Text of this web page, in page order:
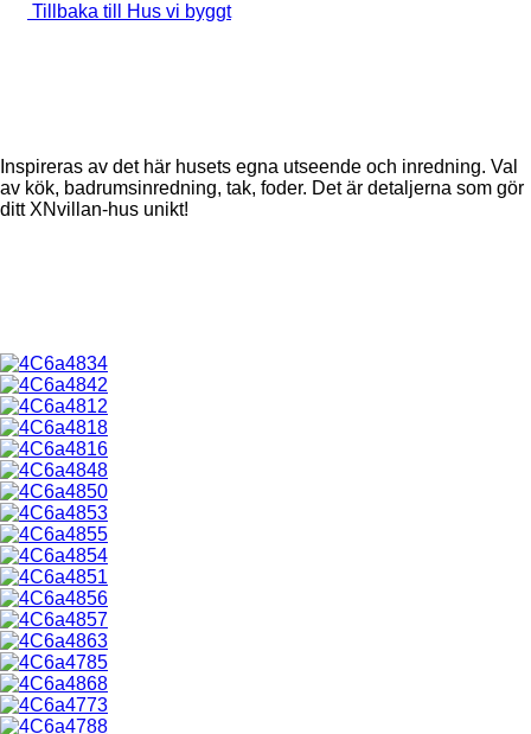
Tillbaka till Hus vi byggt
Inspireras av det här husets egna utseende och inredning. Val
av kök, badrumsinredning, tak, foder. Det är detaljerna som gör
ditt XNvillan-hus unikt!